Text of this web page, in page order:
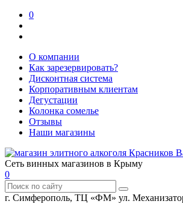
0
О компании
Как зарезервировать?
Дисконтная система
Корпоративным клиентам
Дегустации
Колонка сомелье
Отзывы
Наши магазины
Сеть винных магазинов в Крыму
0
г. Симферополь, ТЦ «ФМ» ул.